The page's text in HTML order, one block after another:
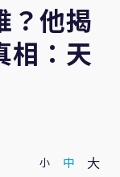
？他揭
相：天
小 中 大